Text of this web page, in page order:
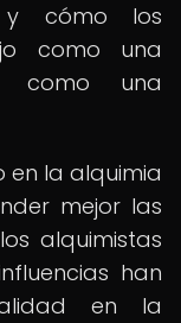
y cómo los
como una
como una
en la alquimia
mejor las
alquimistas
han
en la